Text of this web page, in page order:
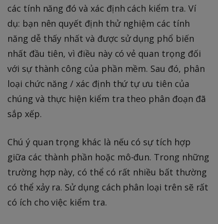
các tính năng đó và xác định cách kiểm tra. Ví
dụ: bạn nên quyết định thử nghiệm các tính
năng dễ thấy nhất và được sử dụng phổ biến
nhất đầu tiên, vì điều này có vẻ quan trọng đối
với sự thành công của phần mềm. Sau đó, phân
loại chức năng / xác định thứ tự ưu tiên của
chúng và thực hiện kiểm tra theo phân đoạn đã
sắp xếp.
Chú ý quan trọng khác là nếu có sự tích hợp
giữa các thành phần hoặc mô-đun. Trong những
trường hợp này, có thể có rất nhiều bất thường
có thể xảy ra. Sử dụng cách phân loại trên sẽ rất
có ích cho việc kiểm tra.